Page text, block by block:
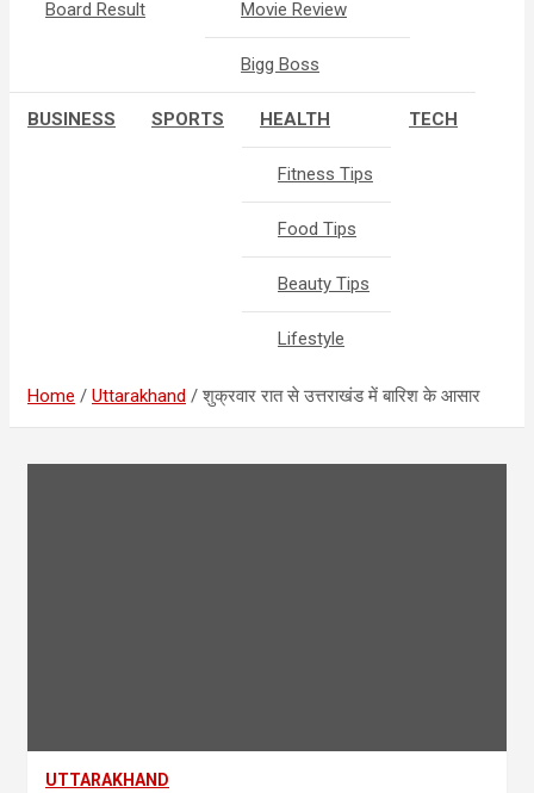
Board Result Movie Review
Bigg Boss
BUSINESS SPORTS HEALTH
Fitness Tips
Food Tips
Beauty Tips
Lifestyle
TECH
Home Uttarakhand शुक्रवार रात से उत्तराखंड में बारिश के आसार
UTTARAKHAND